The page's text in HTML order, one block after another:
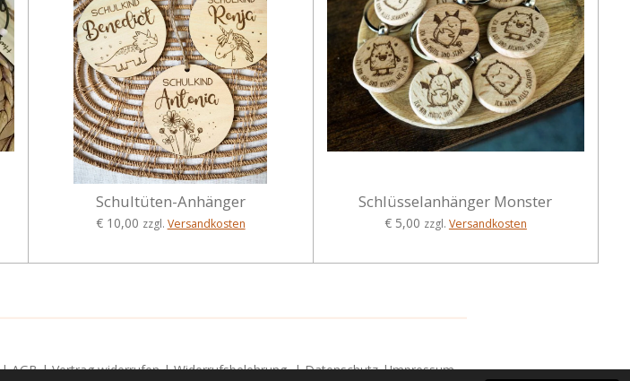
Schultüten-Anhänger
€ 10,00 zzgl. Versandkosten
Schlüsselanhänger Monster
€ 5,00 zzgl. Versandkosten
|AGB|Vertrag widerrufen |Widerrufsbelehrung |Datenschutz|Impressum